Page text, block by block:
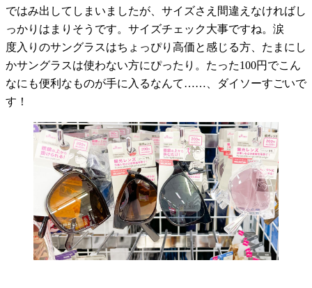
ではみ出してしまいましたが、サイズさえ間違えなければし
っかりはまりそうです。サイズチェック大事ですね。涙
度入りのサングラスはちょっぴり高価と感じる方、たまにし
かサングラスは使わない方にぴったり。たった100円でこん
なにも便利なものが手に入るなんて……、ダイソーすごいで
す！